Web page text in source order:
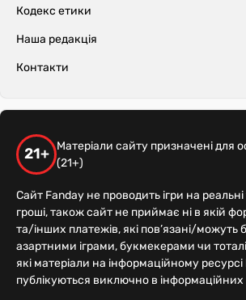
Кодекс етики
Наша редакція
Контакти
21+
Матеріали сайту призначені для
(21+)
Сайт Fanday не проводить ігри на реальні
гроші, також сайт не приймає ні в якій
та/інших платежів, які пов’язані/можуть
азартними іграми, букмекерами чи
які матеріали на інформаційному
публікуються виключно в інформаційних